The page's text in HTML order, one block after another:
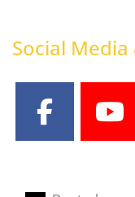
Social Media